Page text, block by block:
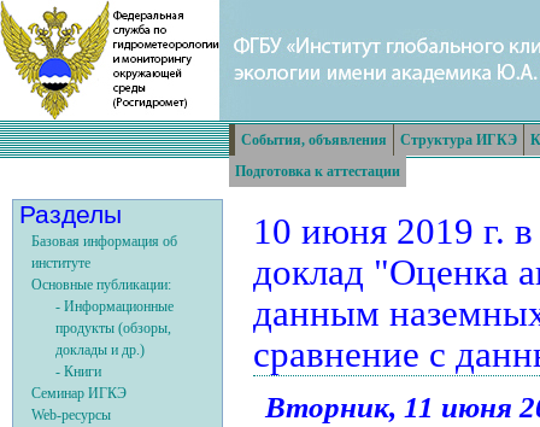
События, объявления Структура ИГКЭ
Подготовка к аттестации
10 июня 2019 г.
доклад "Оценка
данным
сравнение с
Вторник, 11 июня
Разделы
Базовая информация об
институте
Основные публикации:
- Информационные
продукты (обзоры,
доклады и др.)
- Книги
Семинар ИГКЭ
Web-ресурсы